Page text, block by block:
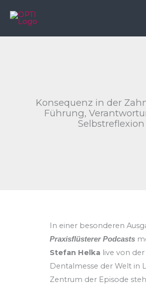
Konsequenz in der
Führung,
Selbstreflexion
In einer besonderen
Praxisflüsterer Podcasts
Stefan Helka live von
Dentalmesse der Welt in
Zentrum der Episode